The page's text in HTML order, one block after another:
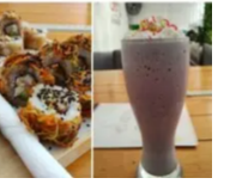
No Caption